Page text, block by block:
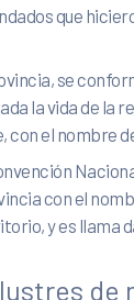
que
se
la vida de la
con el nombre
con el
y es llama­
de